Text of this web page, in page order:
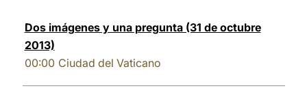
Dos imágenes y una pregunta (31 de octubre
2013)
00:00 Ciudad del Vaticano